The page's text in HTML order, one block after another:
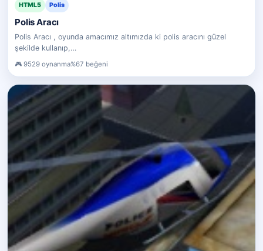
HTML5 Polis
Polis Aracı
Polis Aracı , oyunda amacımız altımızda ki polis aracını güzel
şekilde kullanıp,…
9529 oynanma%67 beğeni